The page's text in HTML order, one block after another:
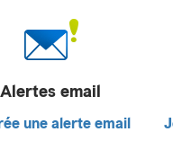
Alertes email
une alerte email